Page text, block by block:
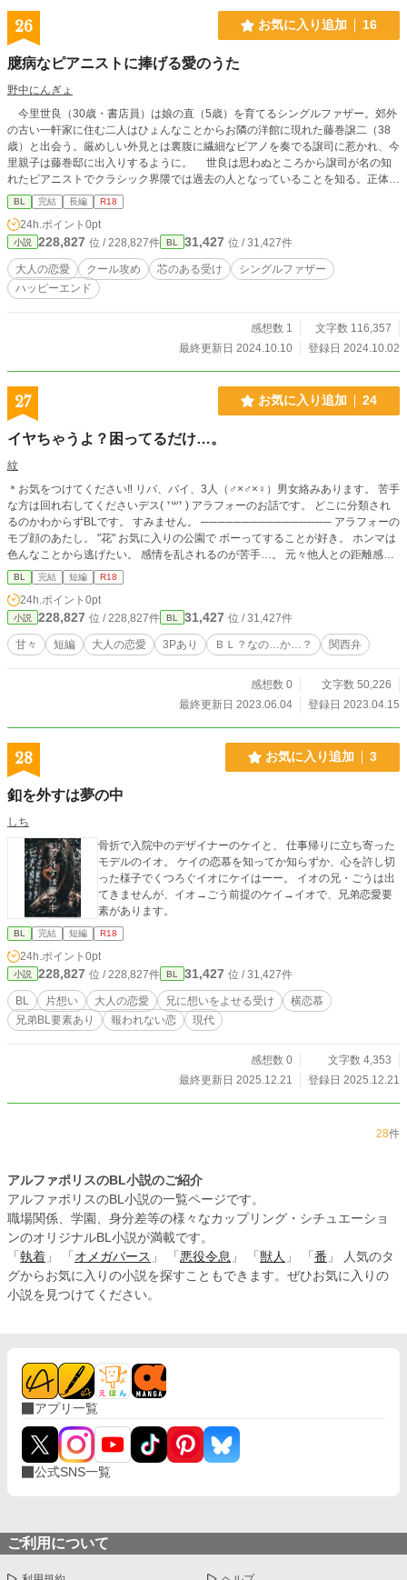
26 お気に入り追加 16
臆病なピアニストに捧げる愛のうた
野中にんぎょ
今里世良（30歳・書店員）は娘の直（5歳）を育てるシングルファザー。郊外
の古い一軒家に住む二人はひょんなことからお隣の洋館に現れた藤巻譲二（38
歳）と出会う。厳めしい外見とは裏腹に繊細なピアノを奏でる譲司に惹かれ、今
里親子は藤巻邸に出入りするように。 世良は思わぬところから譲司が名の知
れたピアニストでクラシック界隈では過去の人となっていることを知る。正体を
知りつつもそれを黙ったまま譲司と交流を重ねる世良だったが、彼と関わってい
くにつれ当初のスマートな印象が裏返って……？ 才能とは裏腹に自分に自信
のないピアニストと、道半ばで夢を捨てた書店員。立ち止まっていた二人が、恋
と愛をきっかけに一歩を踏み出す、大人のビタースゥイート・ロマンス。
BL 完結 長編 R18
24h.ポイント 0pt
小説 228,827 位 / 228,827件 BL 31,427 位 / 31,427件
大人の恋愛 クール攻め 芯のある受け
シングルファザー
ハッピーエンド
感想数 1
文字数 116,357
最終更新日 2024.10.10
登録日 2024.10.02
27 お気に入り追加 24
イヤちゃうよ？困ってるだけ…。
紋
＊お気をつけてください‼️ リバ、バイ、3人（♂×♂×♀️）男女絡みあります。 苦手
な方は回れ右してくださいデス( ᐪ꒳ᐪ )‬ アラフォーのお話です。 どこに分類され
るのかわからずBLです。 すみません。 ──────────────── アラフォーの
モブ顔のあたし。 "花" お気に入りの公園で ボーってすることが好き。 ホンマは
色んなことから逃げたい。 感情を乱されるのが苦手…。 元々他人との距離感が
上手くとれない…んやけど… 外面が良いせいで 面倒見が良くて、話しやすい
し、安心感があると言われ… 相談と言う愚痴や不満を聞くことが多くて…疲れ
ていた。 子供たちもそれぞれに生きてるし、 これからは、自分のために生きよ
うと思って…ここに引越してきた。 そんな”花”が…昔ながらの近所の喫茶店で出
会った… "るぅちゃん"と"けいちゃん" 同性カップル。 何故か、"花"のことがお気
に入りになってしまい… そんな3人のお話です。
BL 完結 短編 R18
24h.ポイント 0pt
小説 228,827 位 / 228,827件 BL 31,427 位 / 31,427件
甘々 短編 大人の恋愛 3Pあり ＢＬ？なの…か…？ 関西弁
感想数 0
文字数 50,226
最終更新日 2023.06.04
登録日 2023.04.15
28 お気に入り追加 3
釦を外すは夢の中
しち
骨折で入院中のデザイナーのケイと、 仕事帰りに立ち寄った
モデルのイオ。 ケイの恋慕を知ってか知らずか、心を許し切
った様子でくつろぐイオにケイはーー。 イオの兄・ごうは出
てきませんが、イオ→ごう前提のケイ→イオで、兄弟恋愛要
素があります。
BL 完結 短編 R18
24h.ポイント 0pt
小説 228,827 位 / 228,827件 BL 31,427 位 / 31,427件
BL 片想い 大人の恋愛 兄に想いをよせる受け
横恋慕
兄弟BL要素あり
報われない恋 現代
感想数 0
文字数 4,353
最終更新日 2025.12.21
登録日 2025.12.21
28件
アルファポリスのBL小説のご紹介
アルファポリスのBL小説の一覧ページです。
職場関係、学園、身分差等の様々なカップリング・シチュエーショ
ンのオリジナルBL小説が満載です。
「 執着 」 「 オメガバース 」 「 悪役令息 」 「 獣人 」 「 番 」 人気のタ
グからお気に入りの小説を探すこともできます。ぜひお気に入りの
小説を見つけてください。
アプリ一覧
公式SNS一覧
ご利用について